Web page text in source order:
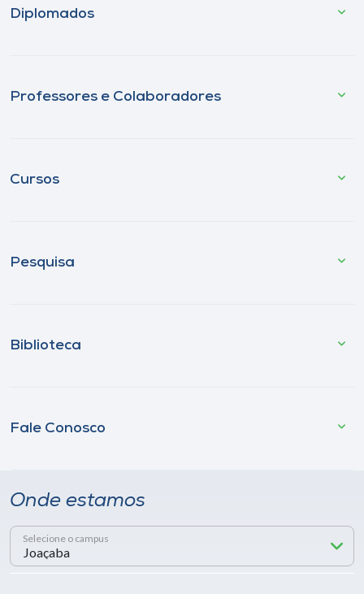
Diplomados
Professores e Colaboradores
Cursos
Pesquisa
Biblioteca
Fale Conosco
Onde estamos
Selecione o campus